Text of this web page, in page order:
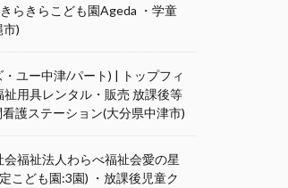
らきらこども園Ageda ・学童
)
ユー中津/パート) | トップフィ
祉用具レンタル・販売 放課後等
護ステーション(大分県中津市)
会福祉法人わらべ福祉会愛の星
こども園:3園) ・放課後児童ク